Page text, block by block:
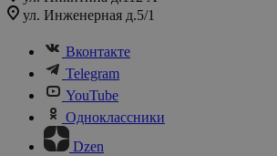
ул. Инженерная д.5/1
Вконтакте
Telegram
YouTube
Одноклассники
Dzen